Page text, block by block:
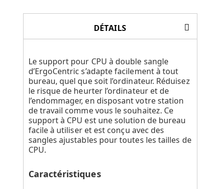
DÉTAILS
Le support pour CPU à double sangle
d’ErgoCentric s’adapte facilement à tout
bureau, quel que soit l’ordinateur. Réduisez
le risque de heurter l’ordinateur et de
l’endommager, en disposant votre station
de travail comme vous le souhaitez. Ce
support à CPU est une solution de bureau
facile à utiliser et est conçu avec des
sangles ajustables pour toutes les tailles de
CPU.
Caractéristiques